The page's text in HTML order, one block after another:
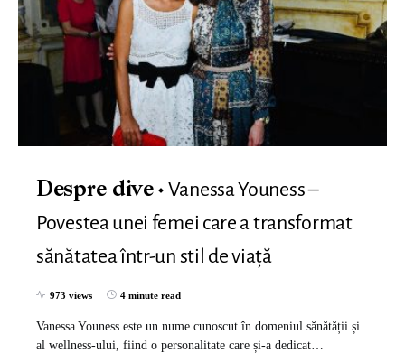
Despre dive
Vanessa Youness –
Povestea unei femei care a transformat
sănătatea într-un stil de viață
973 views 4 minute read
Vanessa Youness este un nume cunoscut în domeniul sănătății și
al wellness-ului, fiind o personalitate care și-a dedicat…